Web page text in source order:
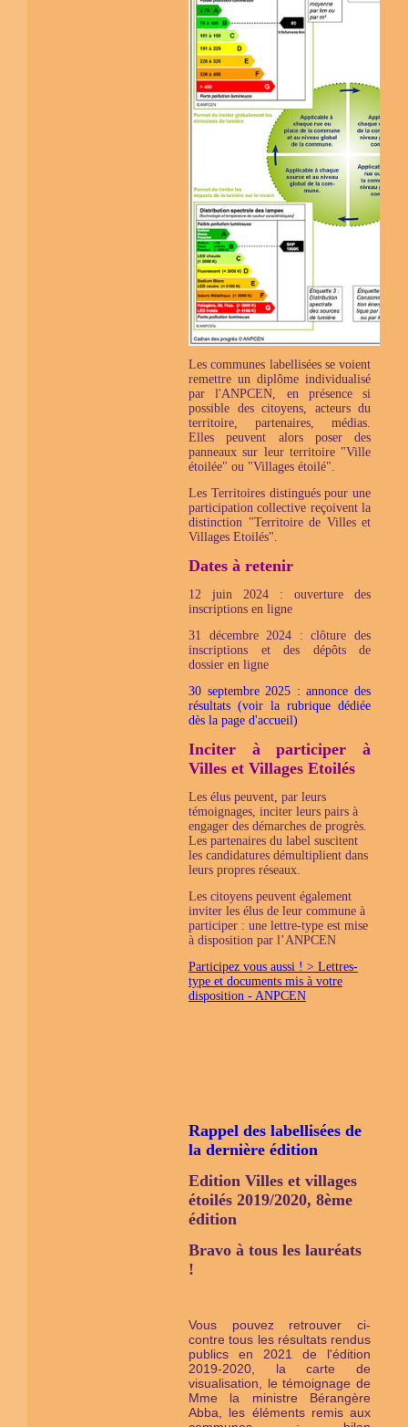
Les communes labellisées se voient
remettre un diplôme individualisé
par l'ANPCEN, en présence si
possible des citoyens, acteurs du
territoire, partenaires, médias.
Elles peuvent alors poser des
panneaux sur leur territoire "Ville
étoilée" ou "Villages étoilé".
Les Territoires distingués pour une
participation collective reçoivent la
distinction "Territoire de Villes et
Villages Etoilés".
Dates à retenir
12 juin 2024 : ouverture des
inscriptions en ligne
31 décembre 2024 : clôture des
inscriptions et des dépôts de
dossier en ligne
30 septembre 2025 : annonce des
résultats (voir la rubrique dédiée
dès la page d'accueil)
Inciter à participer à
Villes et Villages Etoilés
Les élus peuvent, par leurs
témoignages, inciter leurs pairs à
engager des démarches de progrès.
Les partenaires du label suscitent
les candidatures démultiplient dans
leurs propres réseaux.
Les citoyens peuvent également
inviter les élus de leur commune à
participer : une lettre-type est mise
à disposition par l’ANPCEN
Participez vous aussi ! > Lettres-
type et documents mis à votre
disposition - ANPCEN
Rappel des labellisées de
la dernière édition
Edition Villes et villages
étoilés 2019/2020, 8ème
édition
Bravo à tous les lauréats
!
Vous pouvez retrouver ci-
contre tous les résultats rendus
publics en 2021 de l'édition
2019-2020, la carte de
visualisation, le témoignage de
Mme la ministre Bérangère
Abba, les éléments remis aux